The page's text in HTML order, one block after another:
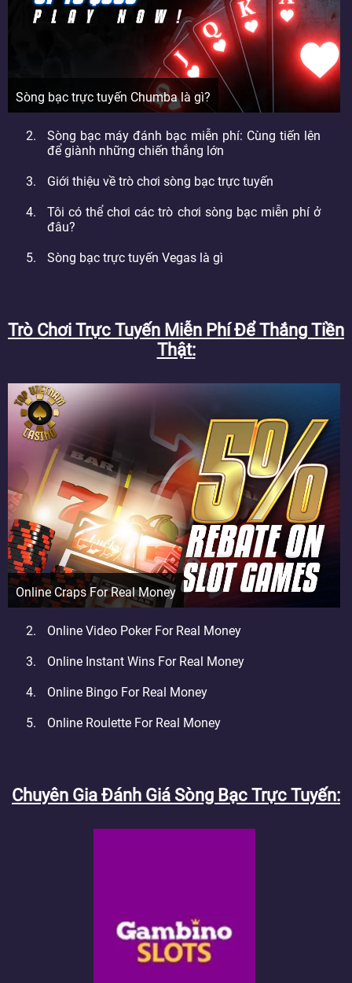
Sòng bạc trực tuyến Chumba là gì?
Sòng bạc máy đánh bạc miễn phí: Cùng tiến lên
để giành những chiến thắng lớn
Giới thiệu về trò chơi sòng bạc trực tuyến
Tôi có thể chơi các trò chơi sòng bạc miễn phí ở
đâu?
Sòng bạc trực tuyến Vegas là gì
Trò Chơi Trực Tuyến Miễn Phí Để Thắng Tiền
Thật
Online Craps For Real Money
Online Video Poker For Real Money
Online Instant Wins For Real Money
Online Bingo For Real Money
Online Roulette For Real Money
Chuyên Gia Đánh Giá Sòng Bạc Trực Tuyến